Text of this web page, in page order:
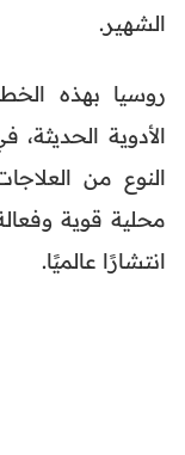
الشهير.
روسيا بهذه
الأدوية
النوع من
محلية قوية
انتشارًا عالميًا.